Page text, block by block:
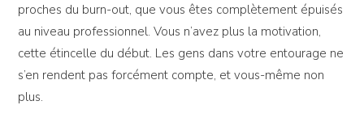
proches du burn-out, que vous êtes complètement épuisés
au niveau professionnel. Vous n’avez plus la motivation,
cette étincelle du début. Les gens dans votre entourage ne
s’en rendent pas forcément compte, et vous-même non
plus.